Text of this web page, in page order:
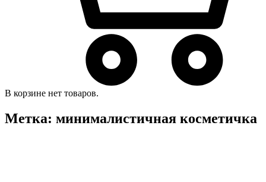
В корзине нет товаров.
Метка: минималистичная косметичка